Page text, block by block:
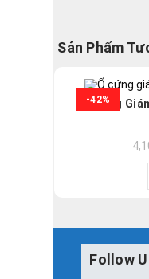
Sản Phẩm
-42%
Ổ Cứng
Follow